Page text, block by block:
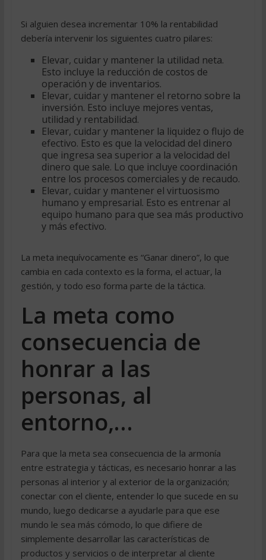
Si alguien desea incrementar 10% la rentabilidad
debería intervenir los siguientes cuatro pilares:
Elevar, cuidar y mantener la utilidad neta.
Esto incluye la reducción de costos de
operación y de inventarios.
Elevar, cuidar y mantener el retorno sobre la
inversión. Esto incluye mejores ventas,
utilidad y rentabilidad.
Elevar, cuidar y mantener la liquidez o flujo de
efectivo. Esto es que la velocidad del dinero
que ingresa sea superior a la velocidad del
dinero que sale. Lo que incluye coordinación
entre los procesos comerciales y de recaudo.
Elevar, cuidar y mantener el virtuosismo
humano y empresarial. Esto es entrenar al
equipo humano para que sea más productivo
y más efectivo.
La meta inequívocamente es “Ganar dinero”, lo que
cambia en cada contexto es la forma, el actuar, la
gestión, y todo eso forma parte de la táctica.
La meta como
consecuencia de
honrar a las
personas, al
entorno,…
Para que la meta sea consecuencia de la armonía
entre estrategia y tácticas, es necesario honrar a las
personas al interior y al exterior de la organización;
conectar con el cliente, entender lo que sucede en su
mundo, luego dedicarse a ayudarle para que ese
mundo le sea más cómodo, lo que difiere de
simplemente desarrollar las características de
productos y servicios o de interpretar al cliente